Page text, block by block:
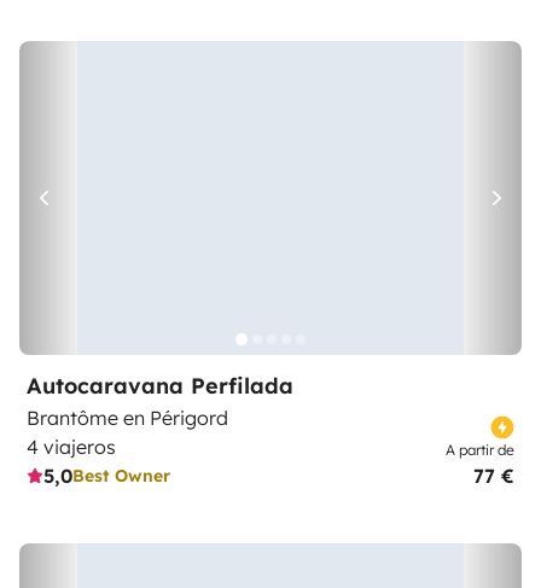
Autocaravana Perfilada
Brantôme en Périgord
4 viajeros
5,0Best Owner
A partir de
77 €